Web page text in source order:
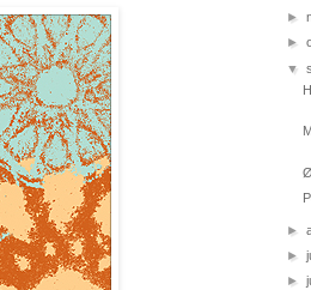
►
►
▼
►
►
►